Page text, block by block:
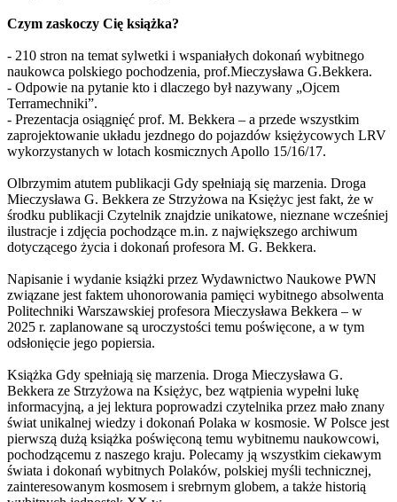
Czym zaskoczy Cię książka?
- 210 stron na temat sylwetki i wspaniałych dokonań wybitnego
naukowca polskiego pochodzenia, prof.Mieczysława G.Bekkera.
- Odpowie na pytanie kto i dlaczego był nazywany „Ojcem
Terramechniki”.
- Prezentacja osiągnięć prof. M. Bekkera – a przede wszystkim
zaprojektowanie układu jezdnego do pojazdów księżycowych LRV
wykorzystanych w lotach kosmicznych Apollo 15/16/17.
Olbrzymim atutem publikacji Gdy spełniają się marzenia. Droga
Mieczysława G. Bekkera ze Strzyżowa na Księżyc jest fakt, że w
środku publikacji Czytelnik znajdzie unikatowe, nieznane wcześniej
ilustracje i zdjęcia pochodzące m.in. z największego archiwum
dotyczącego życia i dokonań profesora M. G. Bekkera.
Napisanie i wydanie książki przez Wydawnictwo Naukowe PWN
związane jest faktem uhonorowania pamięci wybitnego absolwenta
Politechniki Warszawskiej profesora Mieczysława Bekkera – w
2025 r. zaplanowane są uroczystości temu poświęcone, a w tym
odsłonięcie jego popiersia.
Książka Gdy spełniają się marzenia. Droga Mieczysława G.
Bekkera ze Strzyżowa na Księżyc, bez wątpienia wypełni lukę
informacyjną, a jej lektura poprowadzi czytelnika przez mało znany
świat unikalnej wiedzy i dokonań Polaka w kosmosie. W Polsce jest
pierwszą dużą książka poświęconą temu wybitnemu naukowcowi,
pochodzącemu z naszego kraju. Polecamy ją wszystkim ciekawym
świata i dokonań wybitnych Polaków, polskiej myśli technicznej,
zainteresowanym kosmosem i srebrnym globem, a także historią